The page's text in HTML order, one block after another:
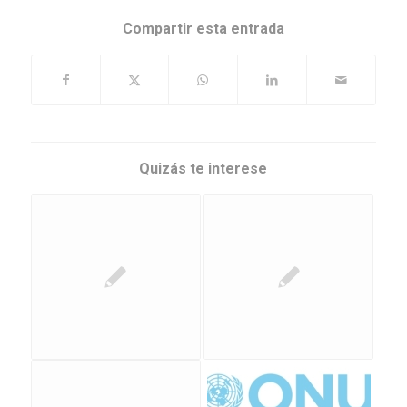
Compartir esta entrada
Quizás te interese